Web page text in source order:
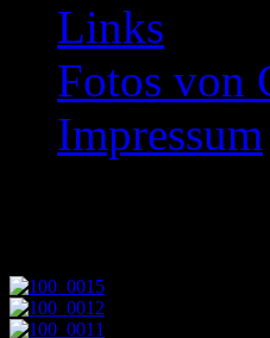
Links
Fotos von
Impressum